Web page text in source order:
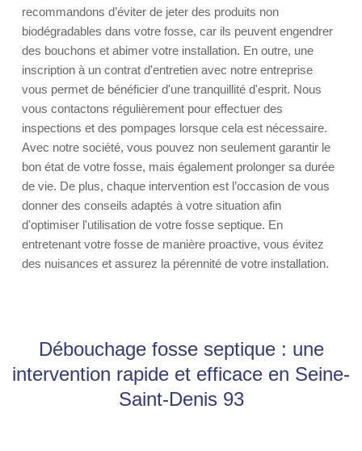
recommandons d’éviter de jeter des produits non
biodégradables dans votre fosse, car ils peuvent engendrer
des bouchons et abimer votre installation. En outre, une
inscription à un contrat d'entretien avec notre entreprise
vous permet de bénéficier d'une tranquillité d'esprit. Nous
vous contactons régulièrement pour effectuer des
inspections et des pompages lorsque cela est nécessaire.
Avec notre société, vous pouvez non seulement garantir le
bon état de votre fosse, mais également prolonger sa durée
de vie. De plus, chaque intervention est l’occasion de vous
donner des conseils adaptés à votre situation afin
d'optimiser l'utilisation de votre fosse septique. En
entretenant votre fosse de manière proactive, vous évitez
des nuisances et assurez la pérennité de votre installation.
Débouchage fosse septique : une
intervention rapide et efficace en Seine-
Saint-Denis 93